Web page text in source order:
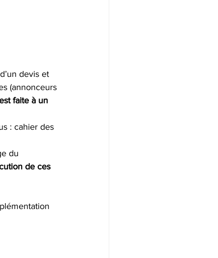
devis et
(annonceurs
faite à un
: cahier des
du
de ces